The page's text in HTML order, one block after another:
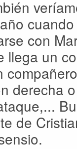
con
llega un
derecha
de